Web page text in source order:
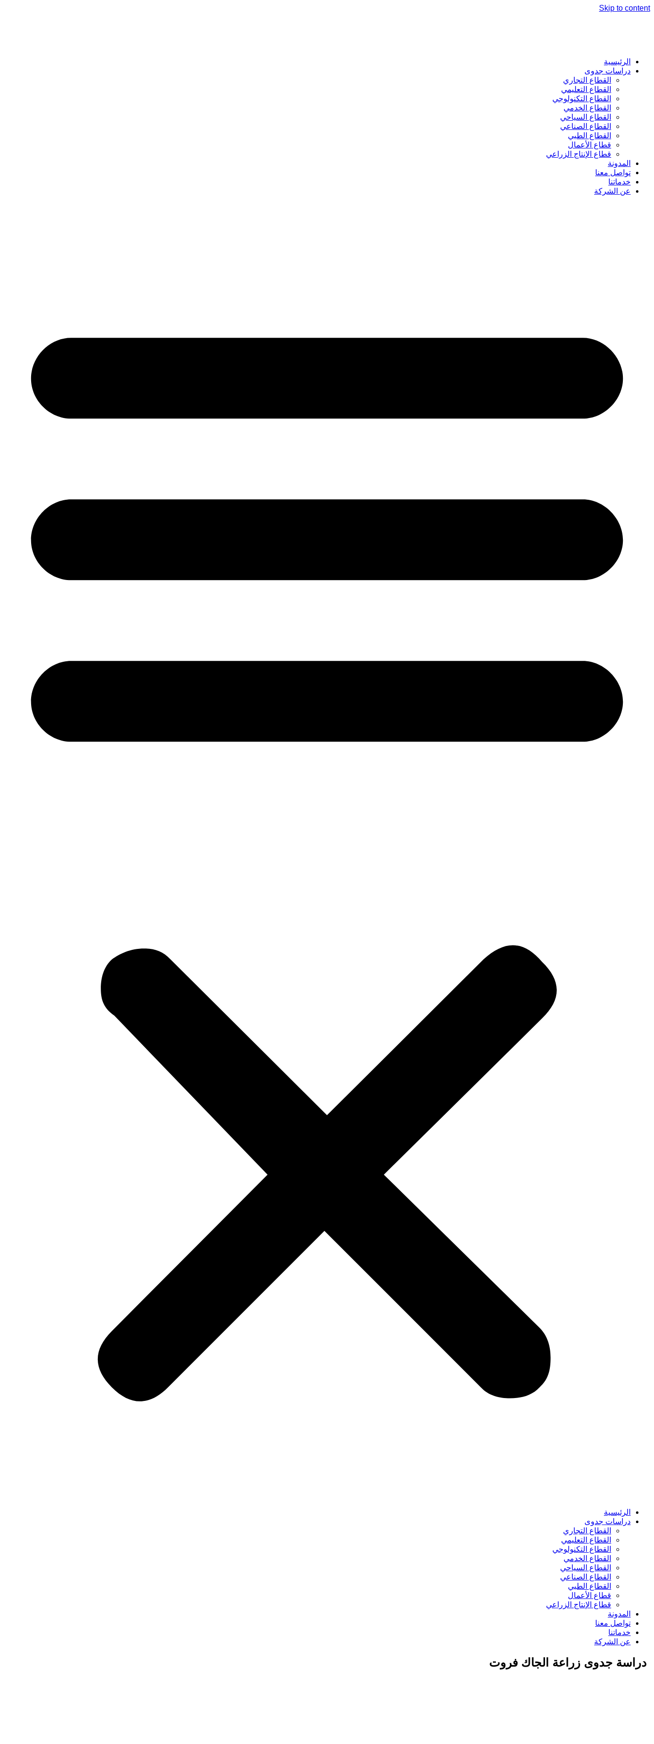
Skip to content
الرئيسية
دراسات جدوى
القطاع التجاري
القطاع التعليمي
القطاع التكنولوجي
القطاع الخدمي
القطاع السياحي
القطاع الصناعي
القطاع الطبي
قطاع الأعمال
قطاع الإنتاج الزراعي
المدونة
تواصل معنا
خدماتنا
عن الشركة
الرئيسية
دراسات جدوى
القطاع التجاري
القطاع التعليمي
القطاع التكنولوجي
القطاع الخدمي
القطاع السياحي
القطاع الصناعي
القطاع الطبي
قطاع الأعمال
قطاع الإنتاج الزراعي
المدونة
تواصل معنا
خدماتنا
عن الشركة
دراسة جدوى زراعة الجاك فروت